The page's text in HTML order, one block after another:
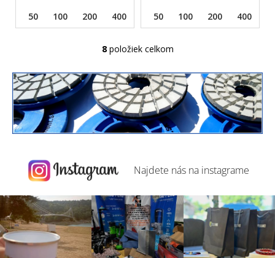
50
100 200 400 800 1500 3000
50
100 200 400
O
l
á
d
a
c
e
p
v
k
y
v
8položiek celkom
Najdete nás na instagrame